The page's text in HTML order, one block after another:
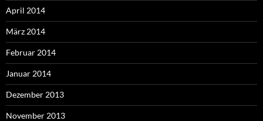
April 2014
März 2014
Februar 2014
Januar 2014
Dezember 2013
November 2013